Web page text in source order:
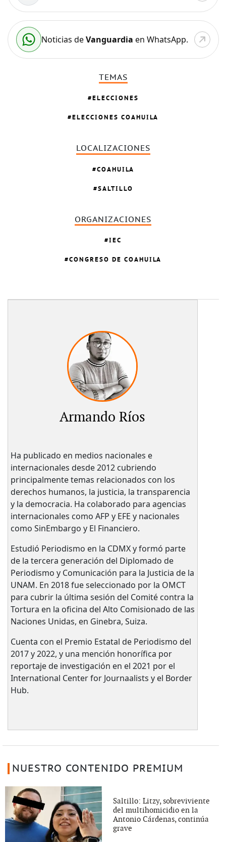
Noticias deVanguardia en WhatsApp.
TEMAS
ELECCIONES
ELECCIONES COAHUILA
LOCALIZACIONES
COAHUILA
SALTILLO
ORGANIZACIONES
IEC
CONGRESO DE COAHUILA
Armando Ríos
Ha publicado en medios nacionales e
internacionales desde 2012 cubriendo
principalmente temas relacionados con los
derechos humanos, la justicia, la transparencia
y la democracia. Ha colaborado para agencias
internacionales como AFP y EFE y nacionales
como SinEmbargo y El Financiero.
Estudió Periodismo en la CDMX y formó parte
de la tercera generación del Diplomado de
Periodismo y Comunicación para la Justicia de la
UNAM. En 2018 fue seleccionado por la OMCT
para cubrir la última sesión del Comité contra la
Tortura en la oficina del Alto Comisionado de las
Naciones Unidas, en Ginebra, Suiza.
Cuenta con el Premio Estatal de Periodismo del
2017 y 2022, y una mención honorífica por
reportaje de investigación en el 2021 por el
International Center for Journaalists y el Border
Hub.
NUESTRO CONTENIDO PREMIUM
Saltillo: Litzy, sobreviviente
del multihomicidio en la
Antonio Cárdenas, continúa
grave